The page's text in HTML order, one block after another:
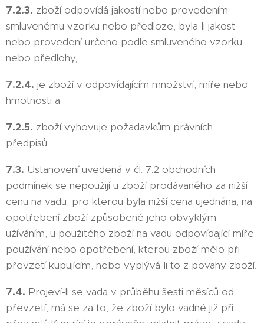
7.2.3. zboží odpovídá jakostí nebo provedením
smluvenému vzorku nebo předloze, byla-li jakost
nebo provedení určeno podle smluveného vzorku
nebo předlohy,
7.2.4. je zboží v odpovídajícím množství, míře nebo
hmotnosti a
7.2.5. zboží vyhovuje požadavkům právních
předpisů.
7.3. Ustanovení uvedená v čl. 7.2 obchodních
podmínek se nepoužijí u zboží prodávaného za nižší
cenu na vadu, pro kterou byla nižší cena ujednána, na
opotřebení zboží způsobené jeho obvyklým
užíváním, u použitého zboží na vadu odpovídající míře
používání nebo opotřebení, kterou zboží mělo při
převzetí kupujícím, nebo vyplývá-li to z povahy zboží.
7.4. Projeví-li se vada v průběhu šesti měsíců od
převzetí, má se za to, že zboží bylo vadné již při